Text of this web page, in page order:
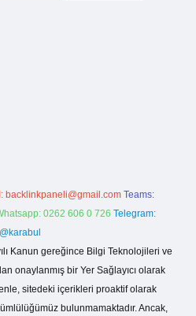
backlinkpaneli@gmail.com Teams:
0262 606 0 726 Telegram:
@karabul
Kanun gereğince Bilgi Teknolojileri ve
onaylanmış bir Yer Sağlayıcı olarak
sitedeki içerikleri proaktif olarak
bulunmamaktadır. Ancak,